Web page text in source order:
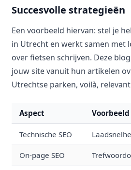
Succesvolle strategieën
Een voorbeeld hiervan: stel je
in Utrecht en werkt samen met
over fietsen schrijven. Deze
jouw site vanuit hun artikelen
Utrechtse parken, voilà,
Aspect Voorbeeld
Technische SEO
On-page SEO